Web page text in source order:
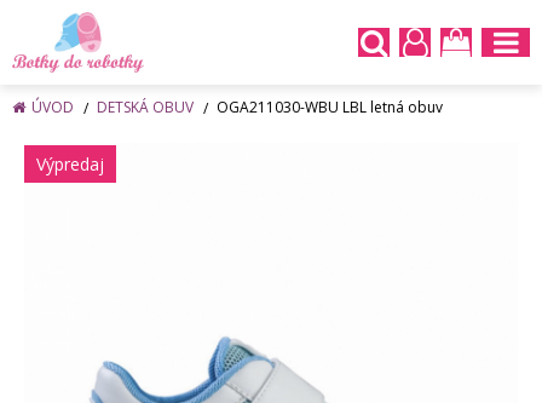
ÚVOD DETSKÁ OBUV OGA211030-WBU LBL letná obuv
Výpredaj